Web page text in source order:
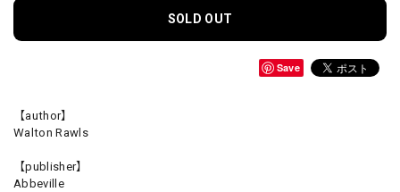
SOLD OUT
Save
【author】
Walton Rawls
【publisher】
Abbeville